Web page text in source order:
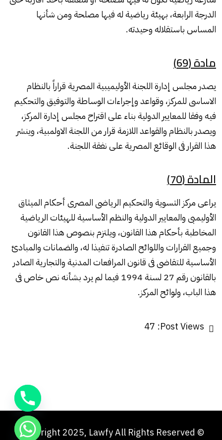
الدرجة الرابعة، بهيئة رياضية له فيها مصلحة ومن شأنها
المساس باستقلاله وحيدته.
مادة (69)
يصدر مجلس إدارة اللجنة الأوليميبية المصرية قراراً بالنظام
الاساسى للمركز، وقواعد وإجراءات الوساطة والتوفيق والتحكيم
فيه وفقا للمعايير الدولية بناء على اقتراح مجلس إدارة المركز،
ويصدر بالنظام والقواعد اللازمة قرار من اللجنة الاولمبية، وينشر
هذا القرار فى الوقائع المصرية على نفقة اللجنة.
المادة (70)
يراعى مركز التسوية والتحكيم الرياضى المصرى أحكام الميثاق
الأوليمبى والمعايير الدولية والنظم الأساسية للهيئات الرياضية
المخاطبة بأحكام هذا القانون، ويلتزم بنصوص هذا القانون
وجميع القرارات واللوائح الصادرة تنفيذا له، والضمانات والمبادئ
الأساسية للتقاضى فى قانون المرافعات المدنية والتجارية الصادر
بالقانون رقم 27 لسنة 1994 فيما لم يرد بشأنه نص خاص فى
هذا الباب، ولوائح المركز.
Post Views:
47
© Copyright 2025, Lawfy All Rights Reserved.